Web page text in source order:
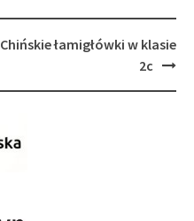
Chińskie łamigłówki w klasie
2c